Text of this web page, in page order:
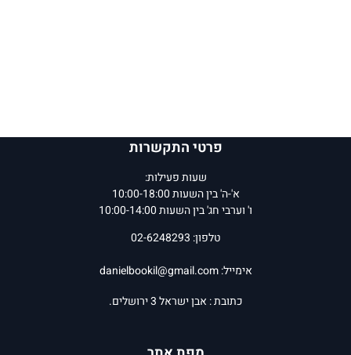
פרטי התקשרות
שעות פעילות:
א'-ה' בין השעות 10:00-18:00
ו' וערבי חג' בין השעות 10:00-14:00
טלפון: 02-6248293
אימייל:danielbookil@gmail.com
כתובת : אבן ישראל 3 ירושלים.